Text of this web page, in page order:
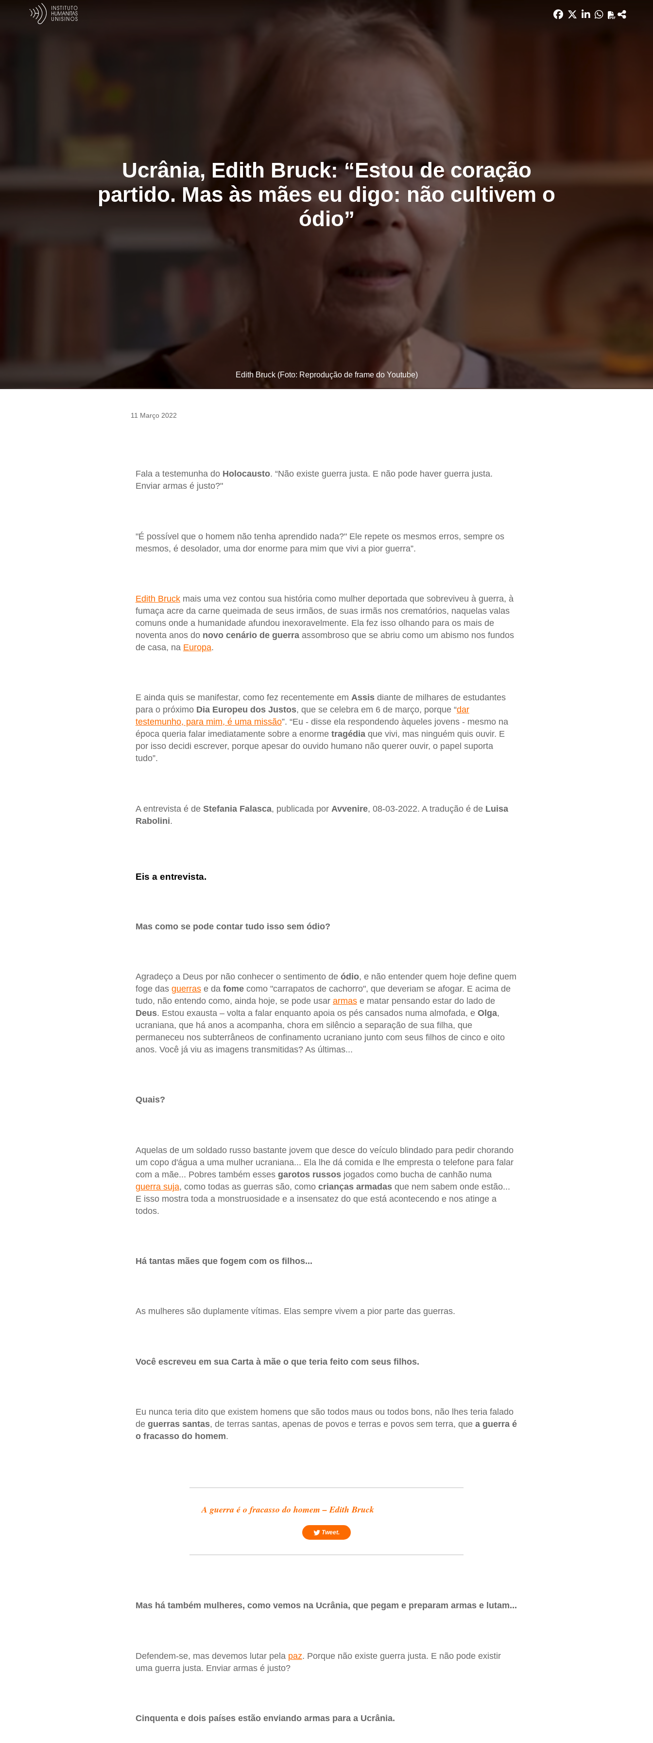
Ucrânia, Edith Bruck: “Estou de coração
partido. Mas às mães eu digo: não cultivem o
ódio”
Edith Bruck (Foto: Reprodução de frame do Youtube)
11 Março 2022
Fala a testemunha do Holocausto. “Não existe guerra justa. E não pode haver guerra justa.
Enviar armas é justo?"
"É possível que o homem não tenha aprendido nada?" Ele repete os mesmos erros, sempre os
mesmos, é desolador, uma dor enorme para mim que vivi a pior guerra”.
Edith Bruckmais uma vez contou sua história como mulher deportada que sobreviveu à guerra, à
fumaça acre da carne queimada de seus irmãos, de suas irmãs nos crematórios, naquelas valas
comuns onde a humanidade afundou inexoravelmente. Ela fez isso olhando para os mais de
noventa anos do novo cenário de guerraassombroso que se abriu como um abismo nos fundos
de casa, na Europa.
E ainda quis se manifestar, como fez recentemente em Assisdiante de milhares de estudantes
para o próximo Dia Europeu dos Justos, que se celebra em 6 de março, porque “dar
testemunho, para mim, é uma missão”. “Eu - disse ela respondendo àqueles jovens - mesmo na
época queria falar imediatamente sobre a enorme tragédiaque vivi, mas ninguém quis ouvir. E
por isso decidi escrever, porque apesar do ouvido humano não querer ouvir, o papel suporta
tudo”.
A entrevista é de Stefania Falasca, publicada por Avvenire, 08-03-2022. A tradução é de Luisa
Rabolini.
Eis a entrevista.
Mas como se pode contar tudo isso sem ódio?
Agradeço a Deus por não conhecer o sentimento de ódio, e não entender quem hoje define quem
foge das guerrase da fomecomo "carrapatos de cachorro", que deveriam se afogar. E acima de
tudo, não entendo como, ainda hoje, se pode usar armase matar pensando estar do lado de
Deus. Estou exausta – volta a falar enquanto apoia os pés cansados numa almofada, e Olga,
ucraniana, que há anos a acompanha, chora em silêncio a separação de sua filha, que
permaneceu nos subterrâneos de confinamento ucraniano junto com seus filhos de cinco e oito
anos. Você já viu as imagens transmitidas? As últimas...
Quais?
Aquelas de um soldado russo bastante jovem que desce do veículo blindado para pedir chorando
um copo d'água a uma mulher ucraniana... Ela lhe dá comida e lhe empresta o telefone para falar
com a mãe... Pobres também essesgarotos russosjogados como bucha de canhão numa
guerra suja, como todas as guerras são, como crianças armadasque nem sabem onde estão...
E isso mostra toda a monstruosidade e a insensatez do que está acontecendo e nos atinge a
todos.
Há tantas mães que fogem com os filhos...
As mulheres são duplamente vítimas. Elas sempre vivem a pior parte das guerras.
Você escreveu em sua Carta à mãe o que teria feito com seus filhos.
Eu nunca teria dito que existem homens que são todos maus ou todos bons, não lhes teria falado
de guerras santas, de terras santas, apenas de povos e terras e povos sem terra, que a guerra é
o fracasso do homem.
A guerra é o fracasso do homem – Edith Bruck
Tweet.
Mas há também mulheres, como vemos na Ucrânia, que pegam e preparam armas e lutam...
Defendem-se, mas devemos lutar pela paz. Porque não existe guerra justa. E não pode existir
uma guerra justa. Enviar armas é justo?
Cinquenta e dois países estão enviando armas para a Ucrânia.